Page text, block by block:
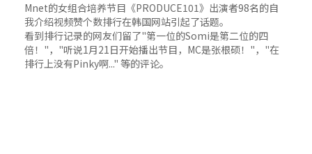
Mnet的女组合培养节目《PRODUCE101》出演者98名的自
我介绍视频赞个数排行在韩国网站引起了话题。
看到排行记录的网友们留了"第一位的Somi是第二位的四
倍！"，"听说1月21日开始播出节目，MC是张根硕！"，"在
排行上没有Pinky啊..." 等的评论。